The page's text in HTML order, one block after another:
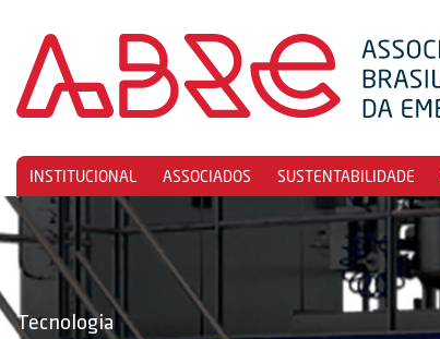
INSTITUCIONAL ASSOCIADOS SUSTENTABILIDADE
Tecnologia